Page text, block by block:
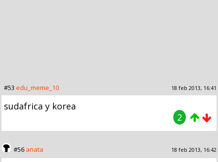
#53 edu_meme_10 18 feb 2013, 16:41
sudafrica y korea
2
#56 anata 18 feb 2013, 16:42